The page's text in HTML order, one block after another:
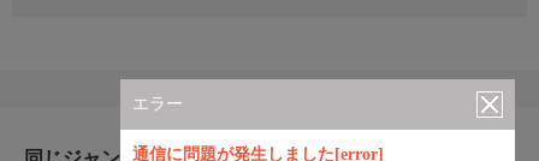
エラー
通信に問題が発生しました[error]